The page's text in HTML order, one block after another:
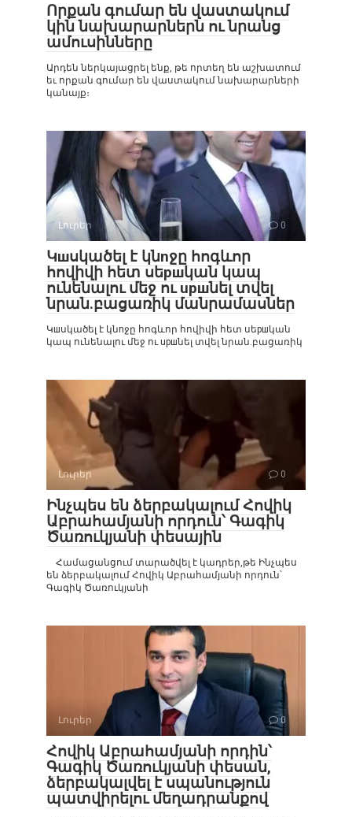
Որքան գումար են վաստակում
կին նախարարներն ու նրանց
ամուսինները
Արդեն ներկայացրել ենք, թե որտեղ են աշխատում
եւ որքան գումար են վաստակում նախարարների
կանայք։
Լուրեր 0
Կшսկածել է կնnջը հոգևոր
հովիվի հետ սեршկան կապ
ունենալու մեջ ու upшնել տվել
նրան.բացառիկ մանրամասներ
Կшսկածել է կնnջը հոգևոր հովիվի հետ սեршկան
կապ ունենալու մեջ ու upшնել տվել նրան.բացառիկ
Լուրեր 0
Ինչպես են ձերբակալում Հովիկ
Աբրահամյանի որդուն՝ Գագիկ
Ծառուկյանի փեսային
Համացանցում տարածվել է կադրեր,թե Ինչպես
են ձերբակալում Հովիկ Աբրահամյանի որդուն՝
Գագիկ Ծառուկյանի
Լուրեր 0
Հովիկ Աբրահամյանի որդին՝
Գագիկ Ծառուկյանի փեսան,
ձերբակալվել է սպանություն
պատվիրելու մեղադրանքով